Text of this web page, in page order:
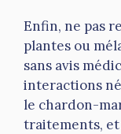
Enfin, ne pas
plantes ou
sans avis
interactions
le chardon-
traitements, et